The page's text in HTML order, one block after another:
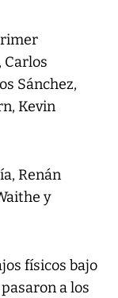
Carlos
Sánchez,
Kevin
Renán
y
físicos bajo
a los